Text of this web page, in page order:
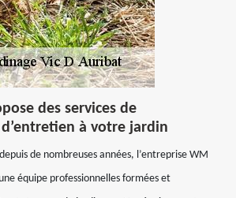
des services de
à votre jardin
de nombreuses années, l’entreprise WM
équipe professionnelles formées et